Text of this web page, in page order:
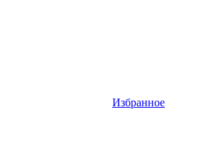
Избранное